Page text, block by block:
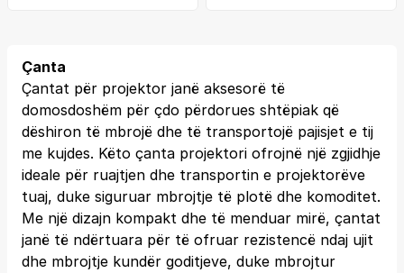
Çanta
Çantat për projektor janë aksesorë të
domosdoshëm për çdo përdorues shtëpiak që
dëshiron të mbrojë dhe të transportojë pajisjet e tij
me kujdes. Këto çanta projektori ofrojnë një zgjidhje
ideale për ruajtjen dhe transportin e projektorëve
tuaj, duke siguruar mbrojtje të plotë dhe komoditet.
Me një dizajn kompakt dhe të menduar mirë, çantat
janë të ndërtuara për të ofruar rezistencë ndaj ujit
dhe mbrojtje kundër goditjeve, duke mbrojtur